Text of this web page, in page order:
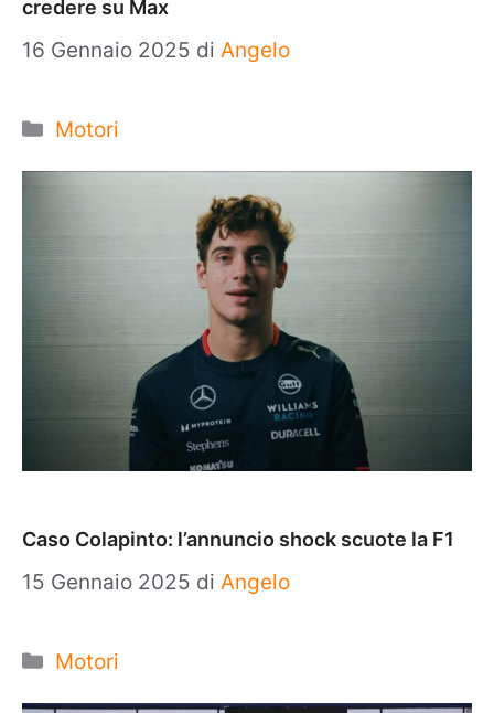
credere su Max
16 Gennaio 2025 di Angelo
Categorie
Motori
Caso Colapinto: l’annuncio shock scuote la F1
15 Gennaio 2025 di Angelo
Categorie
Motori